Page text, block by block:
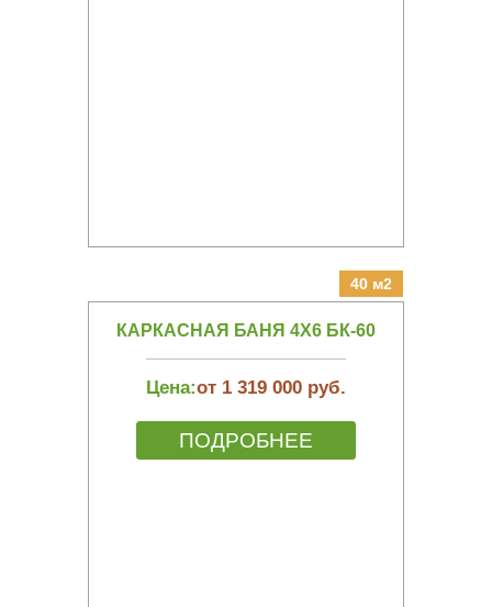
40 м2
КАРКАСНАЯ БАНЯ 4Х6 БК-60
Цена:от 1 319 000 руб.
ПОДРОБНЕЕ